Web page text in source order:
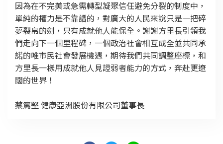
因為在不完美或急需轉型凝聚信任避免分裂的制度中，
單純的權力是不靠譜的，對廣大的人民來說只是一把碎
夢裂帛的劍，只有成就他人能保全。謝謝方里長引領我
們走向下一個里程碑，一個政治社會相互成全並共同承
諾的唯市民社會發展機遇，期待我們共同調整座標，和
方里長一樣用成就他人見證弱者能力的方式，奔赴更遼
闊的世界！
蔡篤堅 健康亞洲股份有限公司董事長